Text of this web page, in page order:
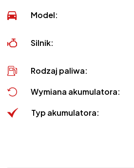
Model:
Silnik:
Rodzaj paliwa:
Wymiana akumulatora:
Typ akumulatora: